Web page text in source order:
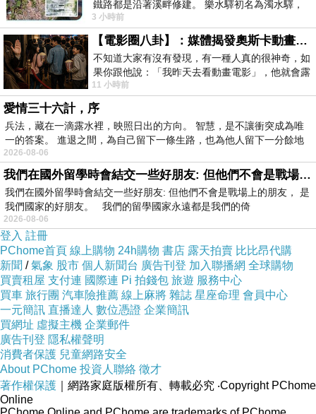
房內提供：冷氣、有線頻道電視、盥洗用具、吹風機、茶包、
礦泉水。
公共設施：廚房、冰箱、飲水機、停車場、烤肉場地、寬頻上
網(需自備筆電)。
提供中式早餐服務（若不需早餐服務，可折100 元/人）
提供旅遊資訊服務。
提供汽、機車租賃服務。
代辦賞鯨…等套裝行程服務。
※訂房資訊：
預約訂房：請三日內預付房價五成訂金。
匯款郵局：五結郵局
代號：700
局號：0111303
帳號：0056573
戶名：林惠純
※注意事項：
CHECK IN ：PM15:00。
鐵路都是沿著溪畔修建。 樂水驛初名為濁水驛，
但因與臺鐵集集線車站同名，於1953
3 小時前
【電影圈八卦】：媒體揭發奧斯卡動畫項目投票醜聞！好萊塢為什麼看不起動畫電影？
不知道大家有沒有發現，有一種人真的很神奇，如
果你跟他說：「我昨天去看動畫電影」，他就會露
出一種慈祥的微笑，然後問你是不是陪小
11 小時前
愛情三十六計，序
兵法，藏在一滴露水裡，映照日出的方向。 智慧，是不讓衝突成為唯
一的答案。 進退之間，為自己留下一條生路，也為他人留下一分餘地
2026-08-06
我們在國外留學時會結交一些好朋友: 但他們不會是戰場上的朋友
我們在國外留學時會結交一些好朋友: 但他們不會是戰場上的朋友， 是
我們國家的好朋友。 我們的留學國家永遠都是我們的倚
2026-08-06
登入 註冊
PChome首頁 線上購物 24h購物 書店 露天拍賣 比比昂代購
新聞 /氣象 股市 個人新聞台 廣告刊登 加入聯播網 全球購物
買賣租屋 支付連 國際連 Pi 拍錢包 旅遊 服務中心
買車 旅行團 汽車險推薦 線上麻將 雜誌 星座命理 會員中心
一元簡訊 直播達人 數位憑證 企業簡訊
買網址 虛擬主機 企業郵件
廣告刊登 隱私權聲明
消費者保護 兒童網路安全
About PChome 投資人聯絡 徵才
著作權保護 ｜網路家庭版權所有、轉載必究 ‧Copyright PChome
Online